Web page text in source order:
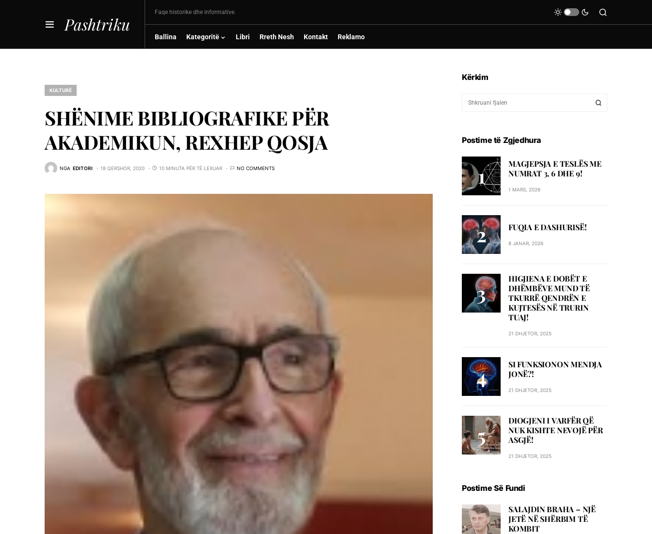
Pashtriku
Faqe historike dhe informative.
Ballina Kategoritë Libri Rreth Nesh Kontakt Reklamo
KULTURË
SHËNIME BIBLIOGRAFIKE PËR
AKADEMIKUN, REXHEP QOSJA
NGA EDITORI 18 QERSHOR, 2020 10 MINUTA PËR TË LEXUAR NO COMMENTS
Kërkim
Postime të Zgjedhura
MAGJEPSJA E TESLËS ME
NUMRAT 3, 6 DHE 9!
1 MARS, 2026
FUQIA E DASHURISË!
8 JANAR, 2026
HIGJIENA E DOBËT E
DHËMBËVE MUND TË
TKURRË QENDRËN E
KUJTESËS NË TRURIN
TUAJ!
21 DHJETOR, 2025
SI FUNKSIONON MENDJA
JONË?!
21 DHJETOR, 2025
DIOGJENI I VARFËR QË
NUK KISHTE NEVOJË PËR
ASGJË!
21 DHJETOR, 2025
Postime Së Fundi
SALAJDIN BRAHA – NJЁ
JETЁ NЁ SHЁRBIM TЁ
KOMBIT